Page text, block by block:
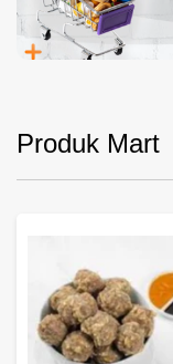
Produk Mart